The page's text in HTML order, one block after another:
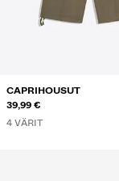
CAPRIHOUSUT
39,99 €
4 VÄRIT